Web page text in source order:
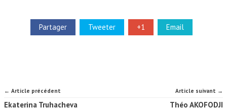
Partager Tweeter +1 Email
← Article précédent
Ekaterina Truhacheva
Article suivant →
Théo AKOFODJI